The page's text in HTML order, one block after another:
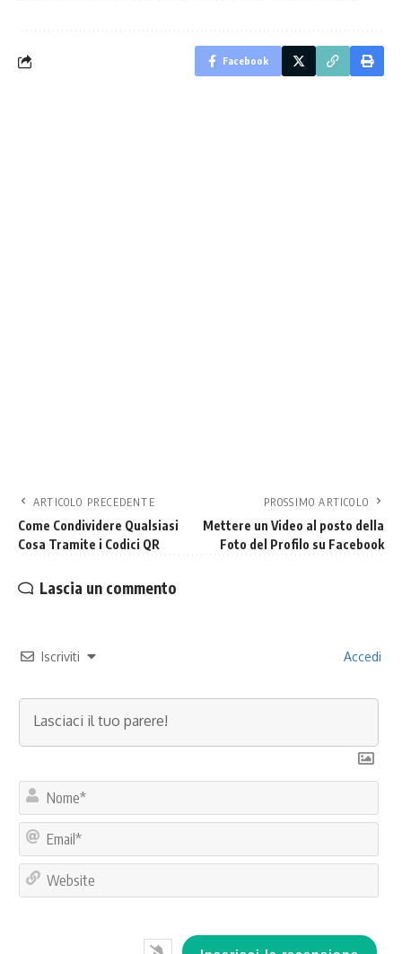
Facebook
ARTICOLO PRECEDENTE
Come Condividere Qualsiasi
Cosa Tramite i Codici QR
PROSSIMO ARTICOLO
Mettere un Video al posto della
Foto del Profilo su Facebook
Lascia un commento
Iscriviti Accedi